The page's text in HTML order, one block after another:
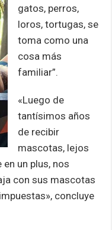
gatos, perros,
loros, tortugas, se
toma como una
cosa más
familiar”.
«Luego de
tantísimos años
de recibir
mascotas, lejos
un plus, nos
con sus mascotas
concluye